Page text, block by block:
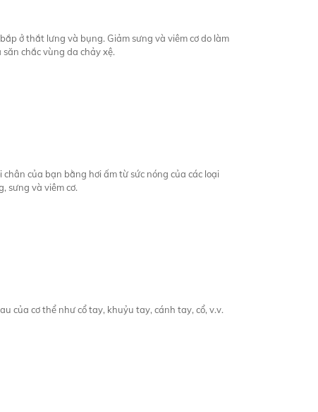
ở thắt lưng và bụng. Giảm sưng và viêm cơ do làm
chắc vùng da chảy xệ.
của bạn bằng hơi ấm từ sức nóng của các loại
sưng và viêm cơ.
của cơ thể như cổ tay, khuỷu tay, cánh tay, cổ, v.v.